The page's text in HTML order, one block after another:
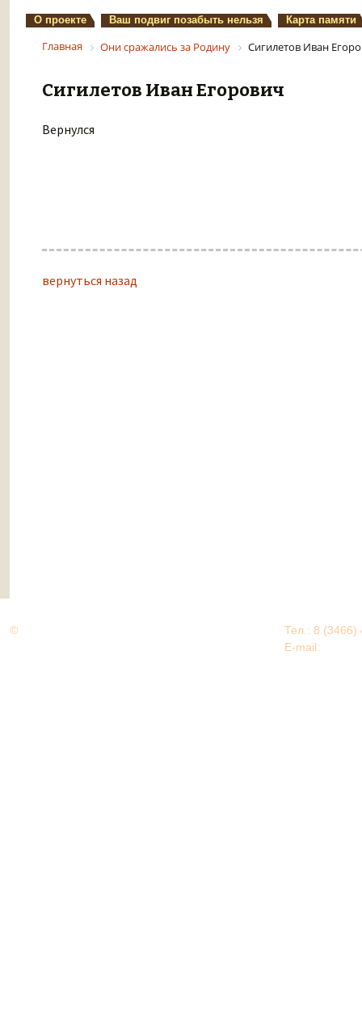
О проекте Ваш подвиг позабыть нельзя Карта памяти
Главная Они сражались за Родину Сигилетов Иван
Сигилетов Иван Егорович
Вернулся
вернуться назад
©
Тел.: 8 (3466)
E-mail: